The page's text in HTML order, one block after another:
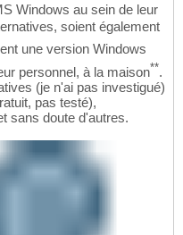
Windows au sein de leur
soient également
une version Windows
personnel, à la maison**.
(je n'ai pas investigué)
pas testé),
sans doute d'autres.